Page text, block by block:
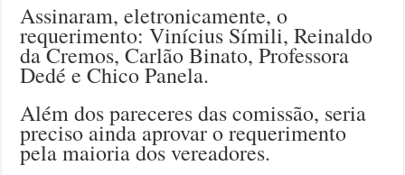
Assinaram, eletronicamente, o
requerimento: Vinícius Símili, Reinaldo
da Cremos, Carlão Binato, Professora
Dedé e Chico Panela.
Além dos pareceres das comissão, seria
preciso ainda aprovar o requerimento
pela maioria dos vereadores.